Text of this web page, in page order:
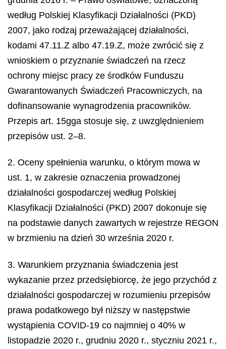
według Polskiej Klasyfikacji Działalności (PKD)
2007, jako rodzaj przeważającej działalności,
kodami 47.11.Z albo 47.19.Z, może zwrócić się z
wnioskiem o przyznanie świadczeń na rzecz
ochrony miejsc pracy ze środków Funduszu
Gwarantowanych Świadczeń Pracowniczych, na
dofinansowanie wynagrodzenia pracowników.
Przepis art. 15gga stosuje się, z uwzględnieniem
przepisów ust. 2–8.
2. Oceny spełnienia warunku, o którym mowa w
ust. 1, w zakresie oznaczenia prowadzonej
działalności gospodarczej według Polskiej
Klasyfikacji Działalności (PKD) 2007 dokonuje się
na podstawie danych zawartych w rejestrze REGON
w brzmieniu na dzień 30 września 2020 r.
3. Warunkiem przyznania świadczenia jest
wykazanie przez przedsiębiorcę, że jego przychód z
działalności gospodarczej w rozumieniu przepisów
prawa podatkowego był niższy w następstwie
wystąpienia COVID-19 co najmniej o 40% w
listopadzie 2020 r., grudniu 2020 r., styczniu 2021 r.,